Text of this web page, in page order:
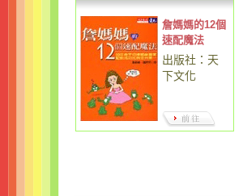
詹媽媽的12個
速配魔法
出版社：天
下文化